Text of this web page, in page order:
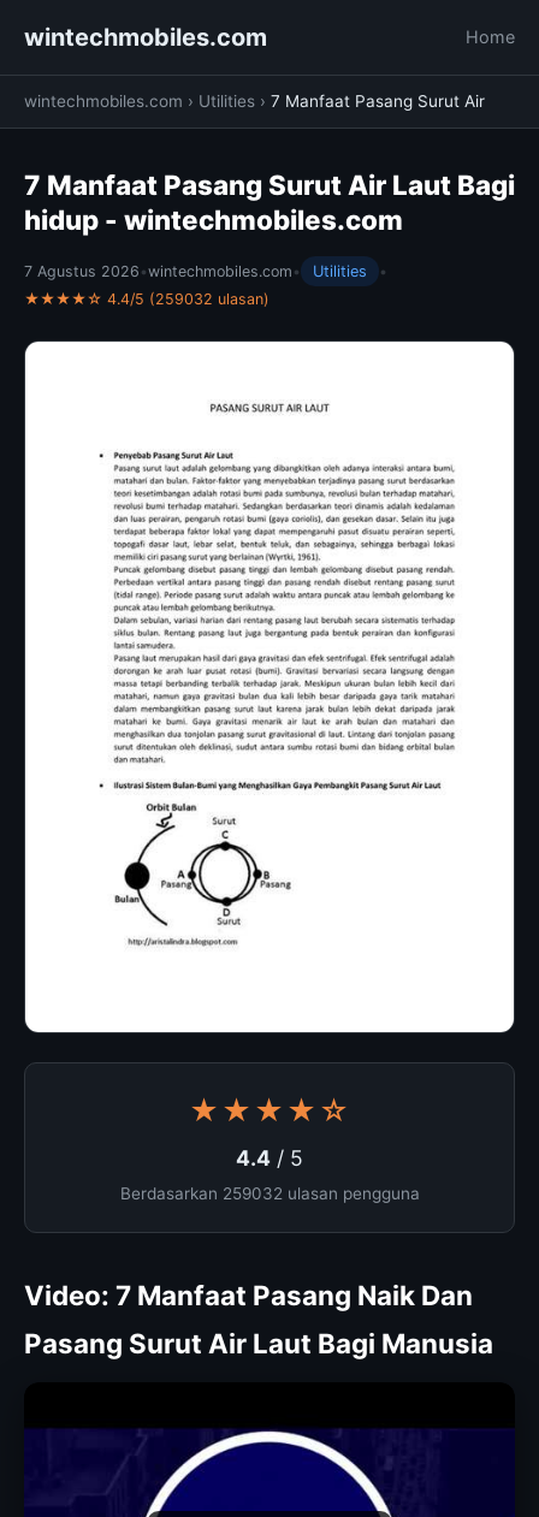
wintechmobiles.com Home
wintechmobiles.com › Utilities › 7 Manfaat Pasang Surut Air
7 Manfaat Pasang Surut Air Laut Bagi
hidup - wintechmobiles.com
7 Agustus 2026 •wintechmobiles.com • Utilities
•
★★★★☆ 4.4/5 (259032 ulasan)
★★★★☆
4.4 / 5
Berdasarkan 259032 ulasan pengguna
Video: 7 Manfaat Pasang Naik Dan
Pasang Surut Air Laut Bagi Manusia